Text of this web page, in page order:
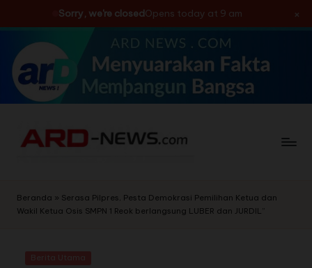
Sorry, we're closedOpens today at 9 am ×
Skip
content
Beranda » Serasa Pilpres, Pesta Demokrasi Pemilihan Ketua dan
Wakil Ketua Osis SMPN 1 Reok berlangsung LUBER dan JURDIL”